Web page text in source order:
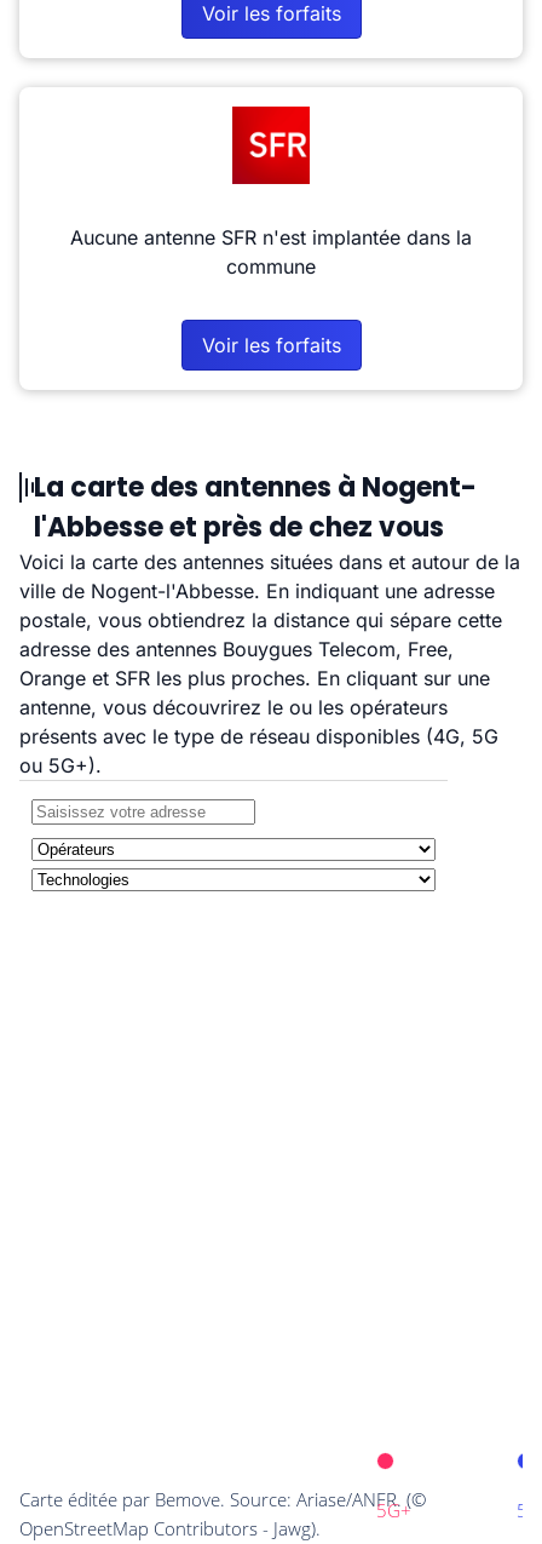
Voir les forfaits
Aucune antenne SFR n'est implantée dans la
commune
Voir les forfaits
La carte des antennes à Nogent-
l'Abbesse et près de chez vous
Voici la carte des antennes situées dans et autour de la
ville de Nogent-l'Abbesse. En indiquant une adresse
postale, vous obtiendrez la distance qui sépare cette
adresse des antennes Bouygues Telecom, Free,
Orange et SFR les plus proches. En cliquant sur une
antenne, vous découvrirez le ou les opérateurs
présents avec le type de réseau disponibles (4G, 5G
ou 5G+).